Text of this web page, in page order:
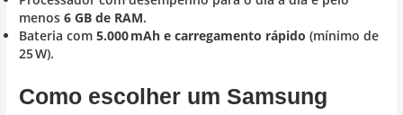
menos6 GB de RAM.
Bateria com5.000 mAh e carregamento rápido (mínimo de
25 W).
Como escolher um Samsung